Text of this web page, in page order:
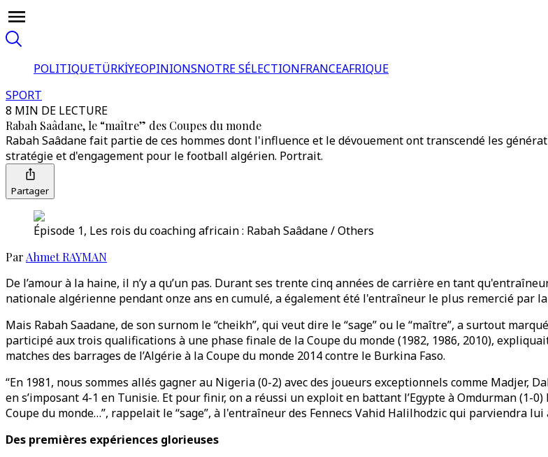
POLITIQUETÜRKİYEOPINIONSNOTRE SÉLECTIONFRANCEAFRIQUE
SPORT
8 MIN DE LECTURE
Rabah Saâdane, le “maître” des Coupes du monde
Rabah Saâdane fait partie de ces hommes dont l'influence et le dévouement ont transcendé les
stratégie et d'engagement pour le football algérien. Portrait.
Partager
Épisode 1, Les rois du coaching africain : Rabah Saâdane / Others
Par Ahmet RAYMAN
De l’amour à la haine, il n’y a qu’un pas. Durant ses trente cinq années de carrière en tant
nationale algérienne pendant onze ans en cumulé, a également été l'entraîneur le plus remercié par
Mais Rabah Saadane, de son surnom le “cheikh”, qui veut dire le “sage” ou le “maître”, a surtout
participé aux trois qualifications à une phase finale de la Coupe du monde (1982, 1986, 2010),
matches des barrages de l’Algérie à la Coupe du monde 2014 contre le Burkina Faso.
“En 1981, nous sommes allés gagner au Nigeria (0-2) avec des joueurs exceptionnels comme Madjer,
en s’imposant 4-1 en Tunisie. Et pour finir, on a réussi un exploit en battant l’Egypte à Omdurman (1-
Coupe du monde…”, rappelait le “sage”, à l'entraîneur des Fennecs Vahid Halilhodzic qui parviendra
Des premières expériences glorieuses